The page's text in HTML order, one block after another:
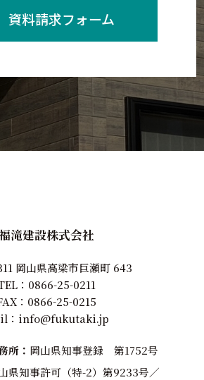
資料請求フォーム
滝建設株式会社
岡山県高梁市巨瀬町 643
： 0866-25-0211
：0866-25-0215
： info@fukutaki.jp
所
岡山県知事登録 第1752号
県知事許可（特-2）第9233号／